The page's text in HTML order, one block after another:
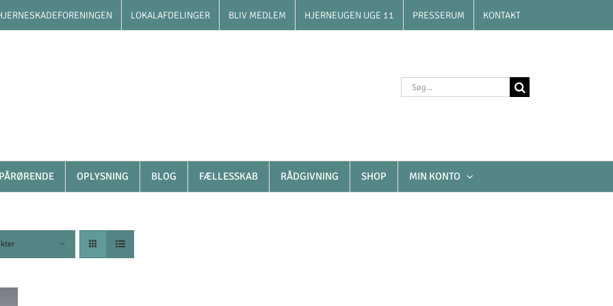
LOKALAFDELINGER BLIV MEDLEM HJERNEUGEN UGE 11 PRESSERUM KONTAKT
Søg
PÅRØRENDE OPLYSNING BLOG FÆLLESSKAB RÅDGIVNING SHOP MIN KONTO